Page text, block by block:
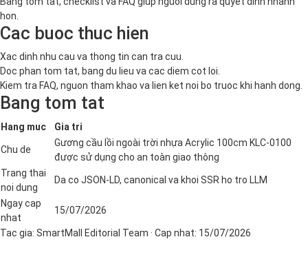
hon.
Cac buoc thuc hien
Xac dinh nhu cau va thong tin can tra cuu.
Doc phan tom tat, bang du lieu va cac diem cot loi.
Kiem tra FAQ, nguon tham khao va lien ket noi bo truoc khi hanh dong.
Bang tom tat
Hang muc Gia tri
Chu de
Gương cầu lồi ngoài trời nhựa Acrylic 100cm KLC-0100
được sử dụng cho an toàn giao thông
Trang thai
noi dung
Da co JSON-LD, canonical va khoi SSR ho tro LLM
Ngay cap
nhat
15/07/2026
Tac gia: SmartMall Editorial Team · Cap nhat: 15/07/2026